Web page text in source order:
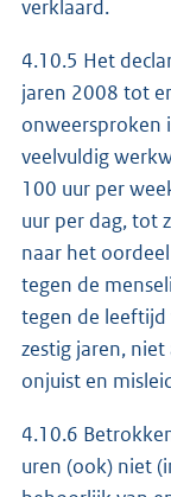
verklaard.
4.10.5 Het
jaren 2008 tot
onweersproken
veelvuldig
100 uur per
uur per dag, tot
naar het
tegen de
tegen de
zestig jaren,
onjuist en
4.10.6
uren (ook) niet